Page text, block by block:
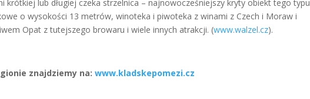
krótkiej lub długiej czeka strzelnica – najnowocześniejszy kryty obiekt tego typu
o wysokości 13 metrów, winoteka i piwoteka z winami z Czech i Moraw i
Opat z tutejszego browaru i wiele innych atrakcji. (www.walzel.cz).
znajdziemy na:www.kladskepomezi.cz